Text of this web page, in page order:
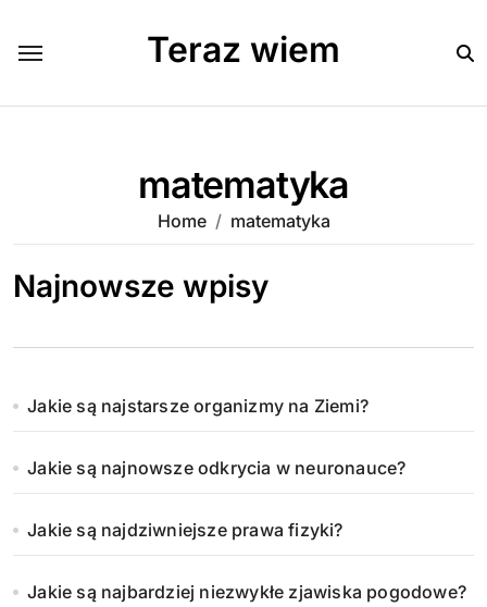
content
Teraz wiem
matematyka
Home matematyka
Najnowsze wpisy
Jakie są najstarsze organizmy na Ziemi?
Jakie są najnowsze odkrycia w neuronauce?
Jakie są najdziwniejsze prawa fizyki?
Jakie są najbardziej niezwykłe zjawiska pogodowe?